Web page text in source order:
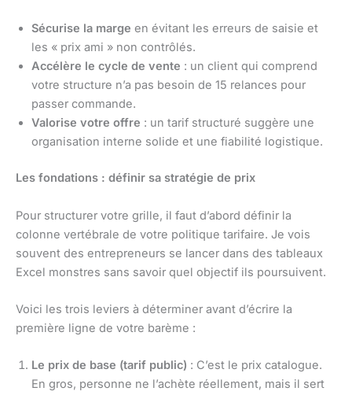
Sécurise la marge en évitant les erreurs de saisie et
les « prix ami » non contrôlés.
Accélère le cycle de vente : un client qui comprend
votre structure n’a pas besoin de 15 relances pour
passer commande.
Valorise votre offre : un tarif structuré suggère une
organisation interne solide et une fiabilité logistique.
Les fondations : définir sa stratégie de prix
Pour structurer votre grille, il faut d’abord définir la
colonne vertébrale de votre politique tarifaire. Je vois
souvent des entrepreneurs se lancer dans des tableaux
Excel monstres sans savoir quel objectif ils poursuivent.
Voici les trois leviers à déterminer avant d’écrire la
première ligne de votre barème :
Le prix de base (tarif public) : C’est le prix catalogue.
En gros, personne ne l’achète réellement, mais il sert